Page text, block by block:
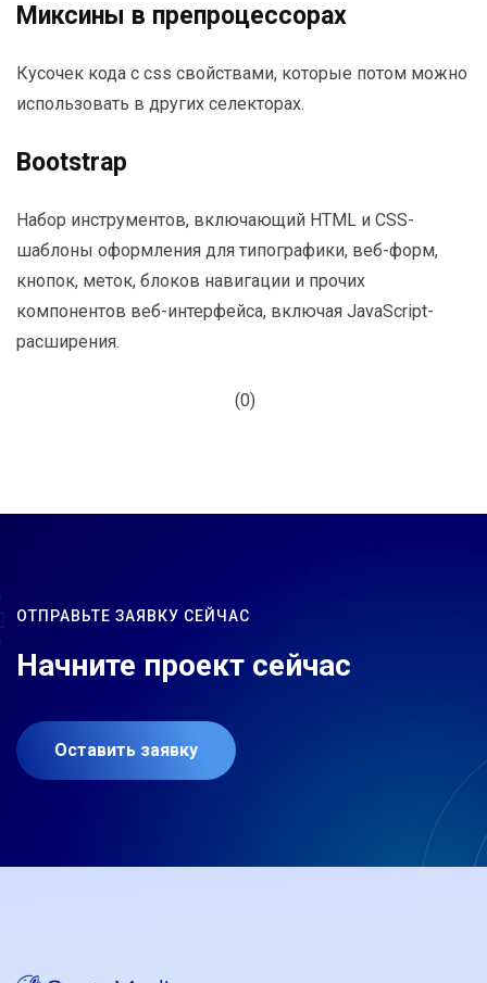
Миксины в препроцессорах
Кусочек кода с css свойствами, которые потом можно
использовать в других селекторах.
Bootstrap
Набор инструментов, включающий HTML и CSS-
шаблоны оформления для типографики, веб-форм,
кнопок, меток, блоков навигации и прочих
компонентов веб-интерфейса, включая JavaScript-
расширения.
(0)
ОТПРАВЬТЕ ЗАЯВКУ СЕЙЧАС
Начните проект сейчас
Оставить заявку